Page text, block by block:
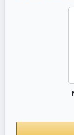
✔️ Estación
barra de
usuario con
cm para
dominadas
ancho/
de cuerda y
de
integradas,
convierte